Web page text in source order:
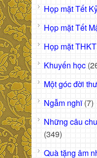
Họp mặt Tết
Họp mặt Tết
Họp mặt THKT
Khuyến học
Một góc đời
Ngẫm nghĩ(7)
Những câu
(349)
Quà tặng âm